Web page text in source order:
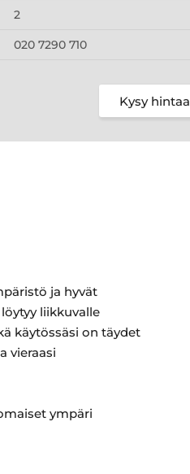
2
020 7290 710
Kysy hintaa
ja hyvät
liikkuvalle
käytössäsi on täydet
vieraasi
ympäri